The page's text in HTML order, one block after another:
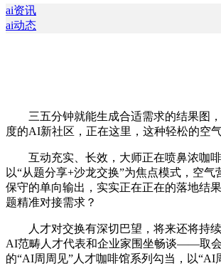
ai资讯
ai动态
三五分钟就能生成合适需求的结果图，
度的AI新社区，正在这里，这种轻松的空
互动充实、长效，大师正在喷鼻浓咖啡
以“从题分享+沙龙交换”为焦点模式，空
保守的单向输出，实实正在正在的落地结
题精准对接需求？
人才对交换有深切巴望，将来还将持续
AI范畴人才代表和企业家围坐畅谈——取会
的“AI周周见”人才咖啡馆系列勾当，以“AI